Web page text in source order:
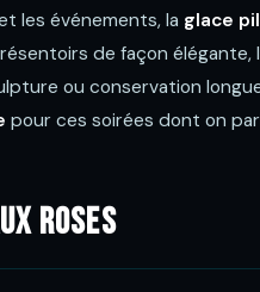
les événements, la glace
de façon élégante,
ou conservation
pour ces soirées dont on
Roses